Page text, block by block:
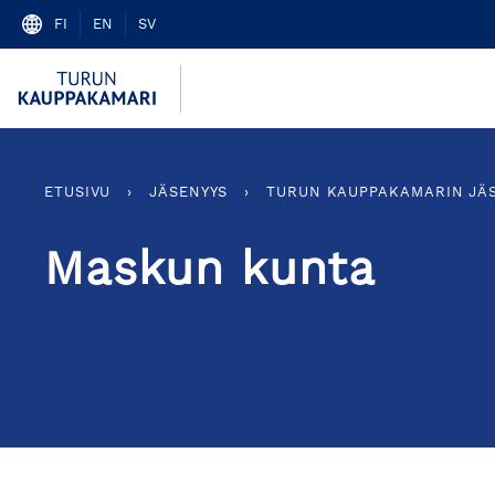
Skip
FI EN SV
ETUSIVU › JÄSENYYS › TURUN KAUPPAKAMARIN
Maskun kunta